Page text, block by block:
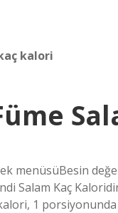
kalori
menüsüBesin
Salam Kaç
1